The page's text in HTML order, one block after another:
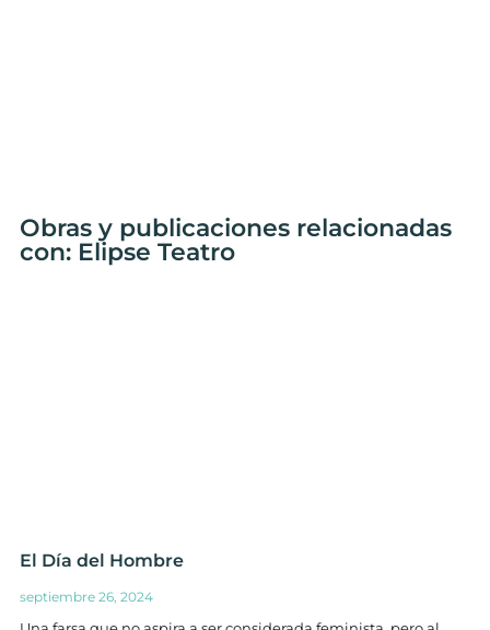
Obras y publicaciones relacionadas
con: Elipse Teatro
El Día del Hombre
septiembre 26, 2024